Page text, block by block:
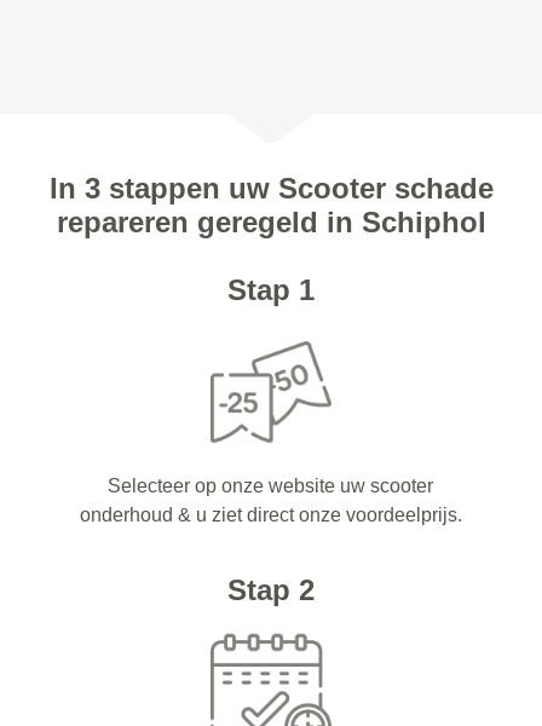
In 3 stappen uw Scooter schade
repareren geregeld in Schiphol
Stap 1
Selecteer op onze website uw scooter
onderhoud & u ziet direct onze voordeelprijs.
Stap 2